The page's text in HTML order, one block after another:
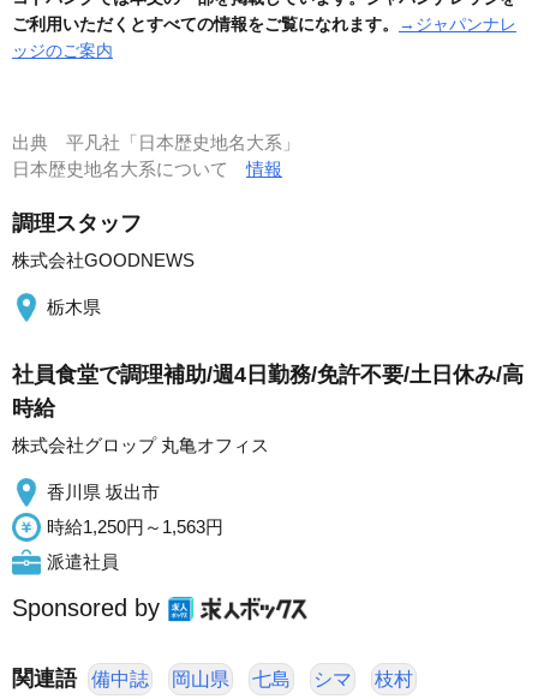
ご利用いただくとすべての情報をご覧になれます。
→ジャパンナレ
ッジのご案内
出典 平凡社「日本歴史地名大系」
日本歴史地名大系について情報
調理スタッフ
株式会社GOODNEWS
栃木県
社員食堂で調理補助/週4日勤務/免許不要/土日休み/高
時給
株式会社グロップ 丸亀オフィス
香川県 坂出市
時給1,250円～1,563円
派遣社員
Sponsored by
関連語 備中誌 岡山県 七島 シマ 枝村